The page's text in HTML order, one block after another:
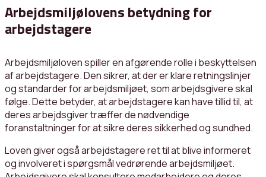
Arbejdsmiljølovens betydning for
arbejdstagere
Arbejdsmiljøloven spiller en afgørende rolle i beskyttelsen
af arbejdstagere. Den sikrer, at der er klare retningslinjer
og standarder for arbejdsmiljøet, som arbejdsgivere skal
følge. Dette betyder, at arbejdstagere kan have tillid til, at
deres arbejdsgiver træffer de nødvendige
foranstaltninger for at sikre deres sikkerhed og sundhed.
Loven giver også arbejdstagere ret til at blive informeret
og involveret i spørgsmål vedrørende arbejdsmiljøet.